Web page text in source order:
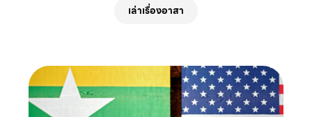
เล่าเรื่องอาสา